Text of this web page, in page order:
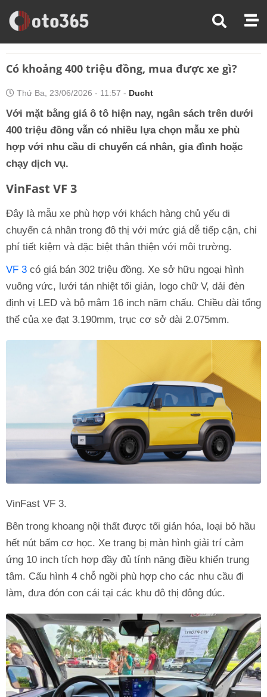
Trang Chủ
Kinh Nghiệm Lái Xe
Có khoảng 400 triệu đồng, mua được xe gì?
Thứ Ba, 23/06/2026 - 11:57 - Ducht
Với mặt bằng giá ô tô hiện nay, ngân sách trên dưới
400 triệu đồng vẫn có nhiều lựa chọn mẫu xe phù
hợp với nhu cầu di chuyển cá nhân, gia đình hoặc
chạy dịch vụ.
VinFast VF 3
Đây là mẫu xe phù hợp với khách hàng chủ yếu di
chuyển cá nhân trong đô thị với mức giá dễ tiếp cận, chi
phí tiết kiệm và đặc biệt thân thiện với môi trường.
VF 3 có giá bán 302 triệu đồng. Xe sở hữu ngoại hình
vuông vức, lưới tản nhiệt tối giản, logo chữ V, dải đèn
định vị LED và bộ mâm 16 inch năm chấu. Chiều dài tổng
thể của xe đạt 3.190mm, trục cơ sở dài 2.075mm.
VinFast VF 3.
Bên trong khoang nội thất được tối giản hóa, loại bỏ hầu
hết nút bấm cơ học. Xe trang bị màn hình giải trí cảm
ứng 10 inch tích hợp đầy đủ tính năng điều khiển trung
tâm. Cấu hình 4 chỗ ngồi phù hợp cho các nhu cầu đi
làm, đưa đón con cái tại các khu đô thị đông đúc.